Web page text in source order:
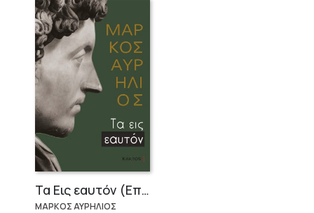
Τα Εις εαυτόν (Επίτομο) – Μάρκος Αυρήλιος
ΜΑΡΚΟΣ ΑΥΡΗΛΙΟΣ